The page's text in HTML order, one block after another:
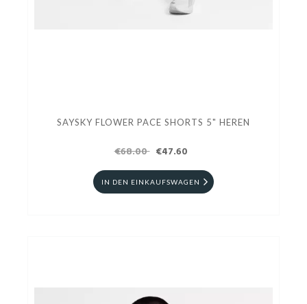
SAYSKY FLOWER PACE SHORTS 5" HEREN
€68.00 €47.60
IN DEN EINKAUFSWAGEN